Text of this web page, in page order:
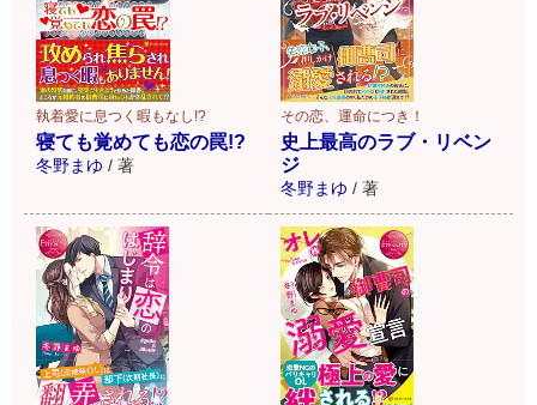
執着愛に息つく暇もなし!?
寝ても覚めても恋の罠!?
冬野まゆ / 著
その恋、運命につき！
史上最高のラブ・リベン
ジ
冬野まゆ / 著